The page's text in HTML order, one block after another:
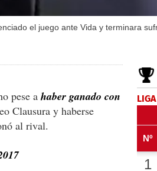
el juego ante Vida y terminara
pese a haber ganado con
Clausura y haberse
al rival.